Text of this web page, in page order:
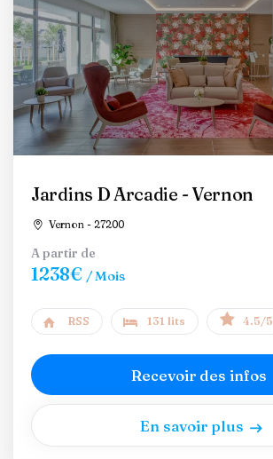
Jardins D Arcadie - Vernon
Vernon - 27200
A partir de
1238€ / Mois
RSS 131 lits 4.5/5
Recevoir des infos
En savoir plus